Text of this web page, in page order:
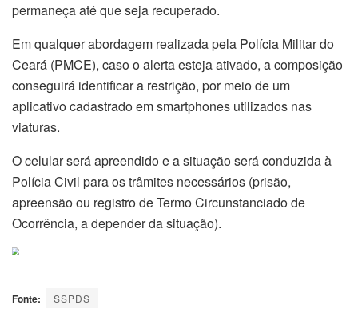
permaneça até que seja recuperado.
Em qualquer abordagem realizada pela Polícia Militar do
Ceará (PMCE), caso o alerta esteja ativado, a composição
conseguirá identificar a restrição, por meio de um
aplicativo cadastrado em smartphones utilizados nas
viaturas.
O celular será apreendido e a situação será conduzida à
Polícia Civil para os trâmites necessários (prisão,
apreensão ou registro de Termo Circunstanciado de
Ocorrência, a depender da situação).
Fonte: SSPDS